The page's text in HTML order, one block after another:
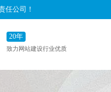
任公司！
20年
致力网站建设行业优质